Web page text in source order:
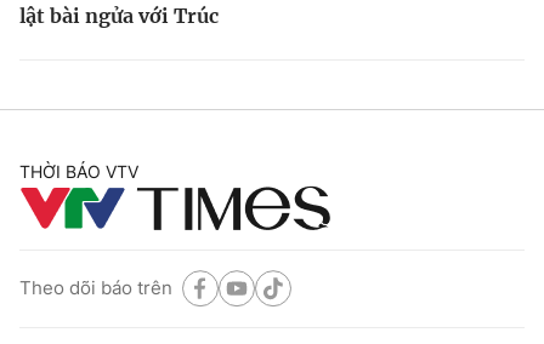
lật bài ngửa với Trúc
THỜI BÁO VTV
Theo dõi báo trên